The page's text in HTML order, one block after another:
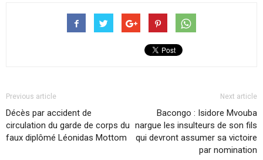
Previous article
Décès par accident de
circulation du garde de corps du
faux diplômé Léonidas Mottom
Next article
Bacongo : Isidore Mvouba
nargue les insulteurs de son fils
qui devront assumer sa victoire
par nomination